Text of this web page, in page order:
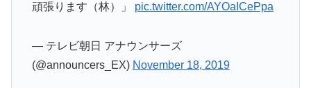
頑張ります（林）」 pic.twitter.com/AYOaICePpa
— テレビ朝日 アナウンサーズ
(@announcers_EX) November 18, 2019